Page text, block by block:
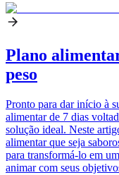
Plano
peso
Pronto para dar início à
alimentar de 7 dias
solução ideal. Neste
alimentar que seja
para transformá-lo em
animar com seus